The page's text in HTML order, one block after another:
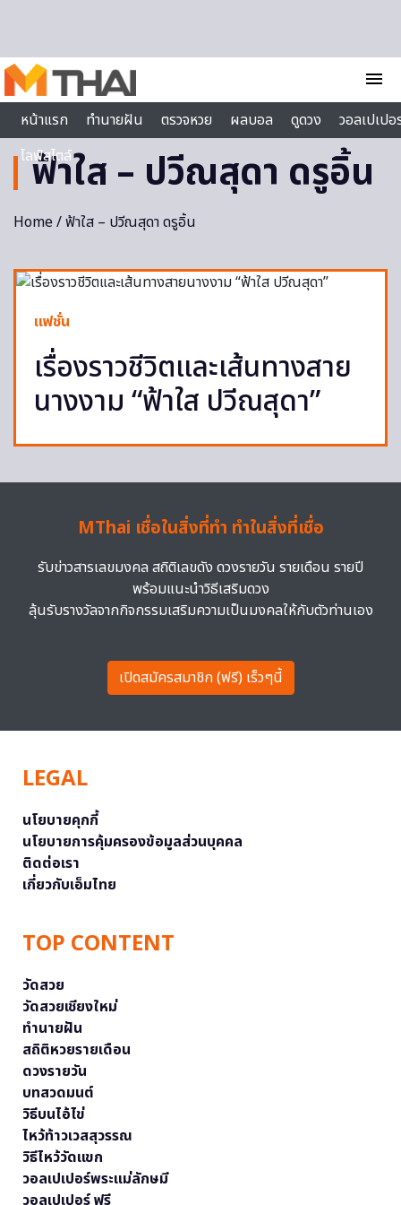
menu
หน้าแรก
ทำนายฝัน ตรวจหวย ผลบอล ดูดวง
วอลเปเป
ไลฟ์สไตล์
ฟ้าใส – ปวีณสุดา ดรูอิ้น
Home/ ฟ้าใส – ปวีณสุดา ดรูอิ้น
แฟชั่น
เรื่องราวชีวิตและเส้นทางสาย
นางงาม “ฟ้าใส ปวีณสุดา”
MThai เชื่อในสิ่งที่ทำ ทำในสิ่งที่เชื่อ
รับข่าวสารเลขมงคล สถิติเลขดัง ดวงรายวัน รายเดือน รายปี
พร้อมแนะนำวิธีเสริมดวง
ลุ้นรับรางวัลจากกิจกรรมเสริมความเป็นมงคลให้กับตัวท่านเอง
เปิดสมัครสมาชิก (ฟรี) เร็วๆนี้
LEGAL
นโยบายคุกกี้
นโยบายการคุ้มครองข้อมูลส่วนบุคคล
ติดต่อเรา
เกี่ยวกับเอ็มไทย
TOP CONTENT
วัดสวย
วัดสวยเชียงใหม่
ทำนายฝัน
สถิติหวยรายเดือน
ดวงรายวัน
บทสวดมนต์
วิธีบนไอ้ไข่
ไหว้ท้าวเวสสุวรรณ
วิธีไหว้วัดแขก
วอลเปเปอร์พระแม่ลักษมี
วอลเปเปอร์ ฟรี